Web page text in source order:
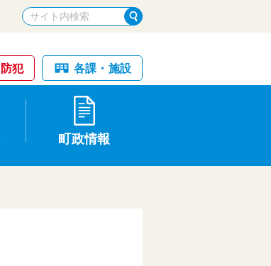
犯 各課・施設
町政情報